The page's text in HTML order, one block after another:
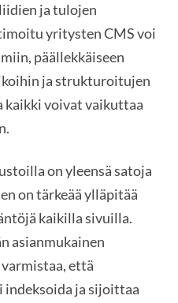
ja tulojen
yritysten CMS voi
päällekkäiseen
ja strukturoitujen
kaikki voivat vaikuttaa
on yleensä satoja
on tärkeää ylläpitää
kaikilla sivuilla.
asianmukainen
että
indeksoida ja sijoittaa